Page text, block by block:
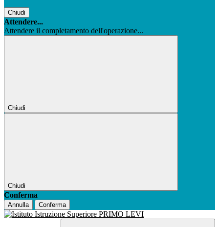
Chiudi
Attendere...
Attendere il completamento dell'operazione...
Chiudi
Chiudi
Conferma
Annulla Conferma